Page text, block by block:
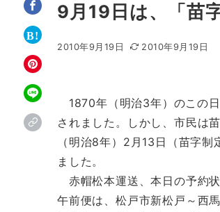
9月19日は、「苗
2010年9月19日 2010年9月19日
1870年（明治3年）のこの
されました。しかし、市民は
（明治8年）2月13日（苗字
ました。
赤帽松本運送、本日の予約
午前便は、松戸市新松戸～西